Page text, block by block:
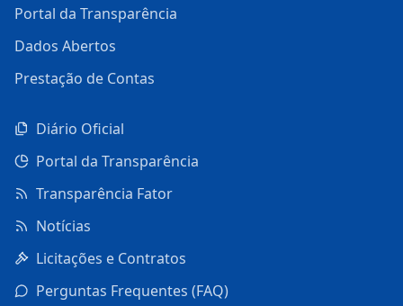
Portal da Transparência
Dados Abertos
Prestação de Contas
Diário Oficial
Portal da Transparência
Transparência Fator
Notícias
Licitações e Contratos
Perguntas Frequentes (FAQ)